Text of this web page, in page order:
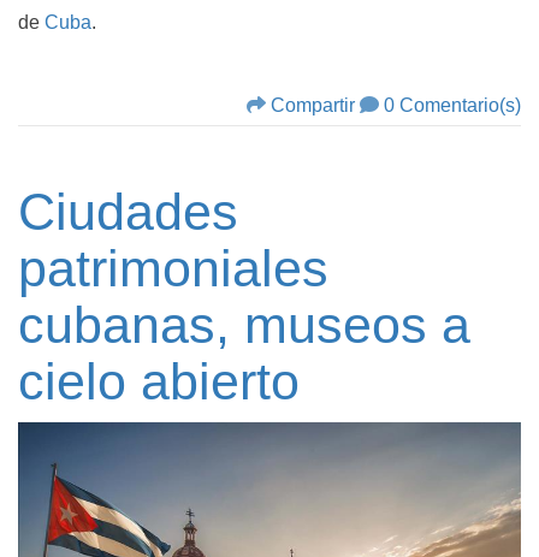
de Cuba.
Compartir 0 Comentario(s)
Ciudades
patrimoniales
cubanas, museos a
cielo abierto